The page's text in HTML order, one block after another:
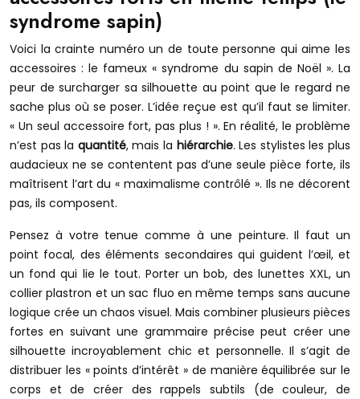
syndrome sapin)
Voici la crainte numéro un de toute personne qui aime les
accessoires : le fameux « syndrome du sapin de Noël ». La
peur de surcharger sa silhouette au point que le regard ne
sache plus où se poser. L’idée reçue est qu’il faut se limiter.
« Un seul accessoire fort, pas plus ! ». En réalité, le problème
n’est pas la quantité, mais la hiérarchie. Les stylistes les plus
audacieux ne se contentent pas d’une seule pièce forte, ils
maîtrisent l’art du « maximalisme contrôlé ». Ils ne décorent
pas, ils composent.
Pensez à votre tenue comme à une peinture. Il faut un
point focal, des éléments secondaires qui guident l’œil, et
un fond qui lie le tout. Porter un bob, des lunettes XXL, un
collier plastron et un sac fluo en même temps sans aucune
logique crée un chaos visuel. Mais combiner plusieurs pièces
fortes en suivant une grammaire précise peut créer une
silhouette incroyablement chic et personnelle. Il s’agit de
distribuer les « points d’intérêt » de manière équilibrée sur le
corps et de créer des rappels subtils (de couleur, de